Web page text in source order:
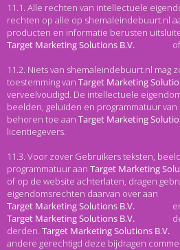
11.1. Alle rechten van intellectuele
rechten op alle op shemaleindebuurt.nl
producten en informatie berusten
11.2. Niets van shemaleindebuurt.nl mag
toestemming van
verveelvoudigd. De intellectuele
beelden, geluiden en programmatuur
behoren toe aan
licentiegevers.
11.3. Voor zover Gebruikers teksten,
programmatuur aan
of op de website achterlaten, dragen
eigendomsrechten daarvan over aan
derden.
andere gerechtigd deze bijdragen